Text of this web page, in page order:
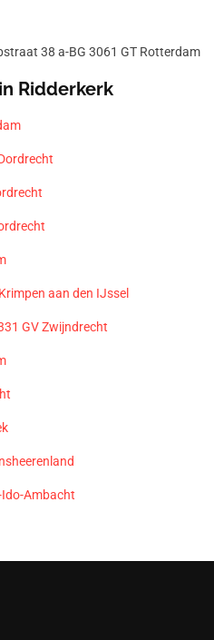
38 a-BG 3061 GT Rotterdam
Ridderkerk
aan den IJssel
GV Zwijndrecht
Ambacht